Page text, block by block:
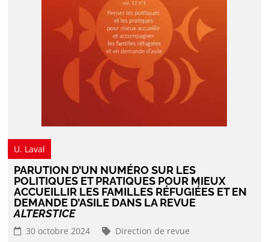
U. Laval
PARUTION D’UN NUMÉRO SUR LES
POLITIQUES ET PRATIQUES POUR MIEUX
ACCUEILLIR LES FAMILLES RÉFUGIÉES ET EN
DEMANDE D’ASILE DANS LA REVUE
ALTERSTICE
30 octobre 2024
Direction de revue